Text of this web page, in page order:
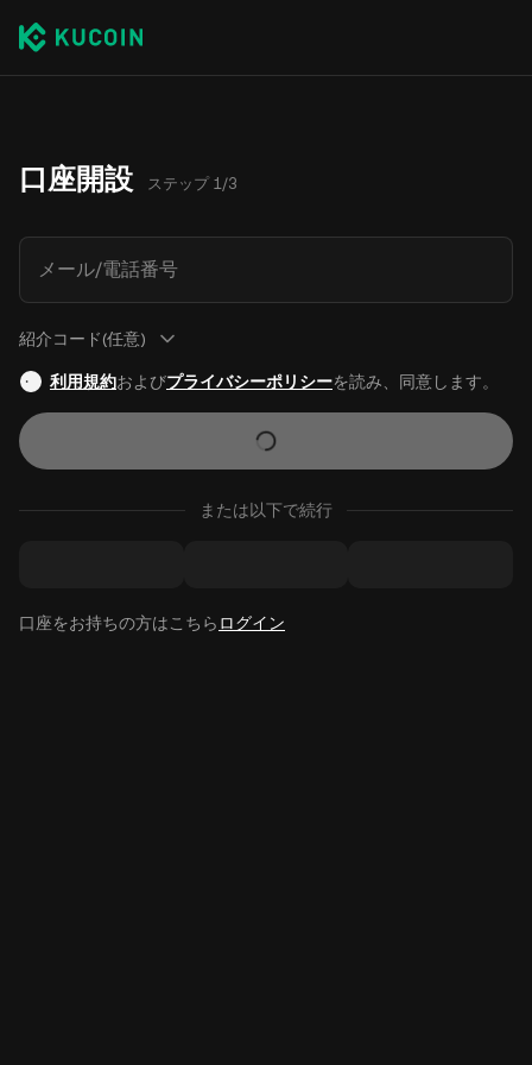
口座開設 ステップ 1/3
メール/電話番号
紹介コード(任意)
利用規約およびプライバシーポリシーを読み、同意します。
または以下で続行
口座をお持ちの方はこちら ログイン